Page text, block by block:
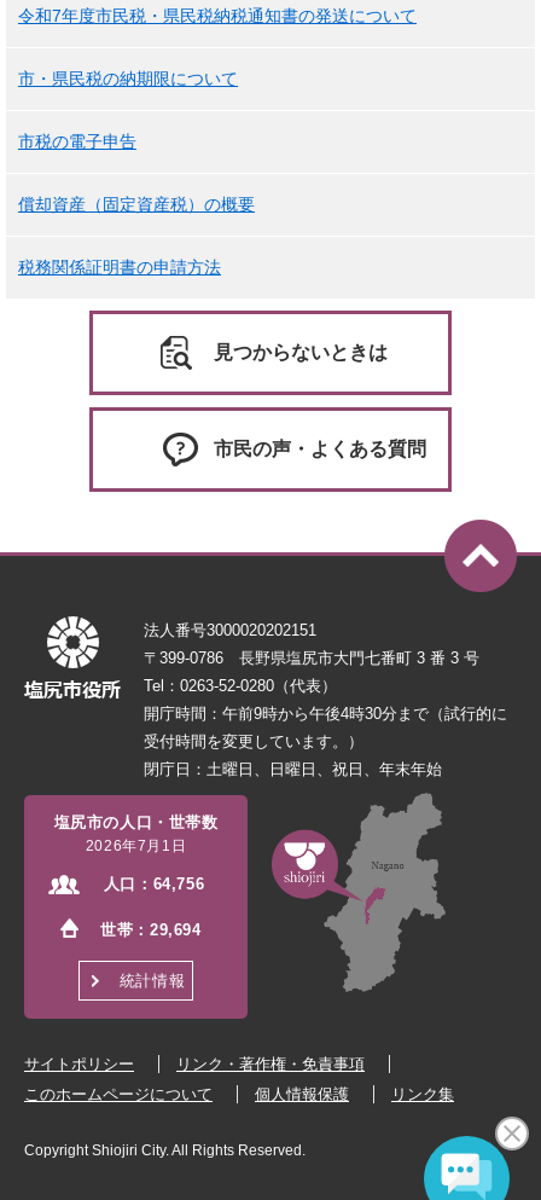
令和7年度市民税・県民税納税通知書の発送について
市・県民税の納期限について
市税の電子申告
償却資産（固定資産税）の概要
税務関係証明書の申請方法
見つからないときは
市民の声・よくある質問
法人番号3000020202151
〒399-0786 長野県塩尻市大門七番町 3 番 3 号
Tel：0263-52-0280（代表）
開庁時間：午前9時から午後4時30分まで（試行的に
受付時間を変更しています。）
閉庁日：土曜日、日曜日、祝日、年末年始
塩尻市の人口・世帯数
2026年7月1日
人口： 64,756
世帯：29,694
統計情報
サイトポリシー
リンク・著作権・免責事項
このホームページについて
個人情報保護 リンク集
Copyright Shiojiri City. All Rights Reserved.